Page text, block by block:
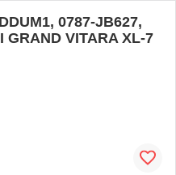
0787-JB627,
VITARA XL-7